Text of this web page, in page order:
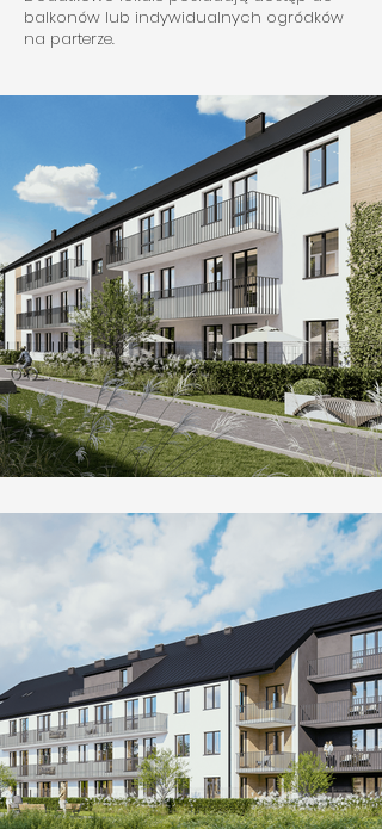
balkonów lub indywidualnych ogródków
na parterze.